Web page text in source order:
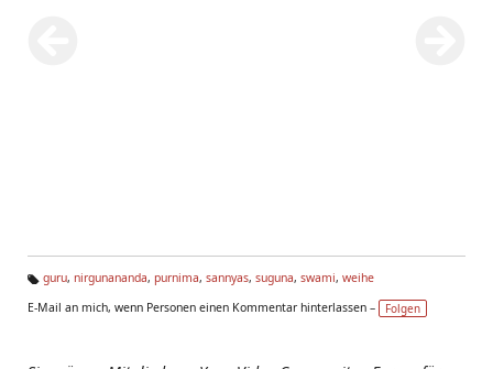
g
guru, nirgunananda, purnima, sannyas, suguna, swami, weihe
E-Mail an mich, wenn Personen einen Kommentar hinterlassen –
Folgen